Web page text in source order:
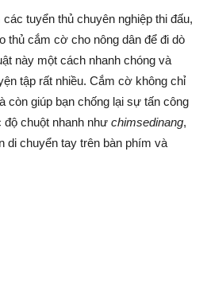
các tuyển thủ chuyên nghiệp thi đấu,
thủ cắm cờ cho nông dân để đi dò
này một cách nhanh chóng và
tập rất nhiều. Cắm cờ không chỉ
còn giúp bạn chống lại sự tấn công
chuột nhanh như chimsedinang,
di chuyển tay trên bàn phím và